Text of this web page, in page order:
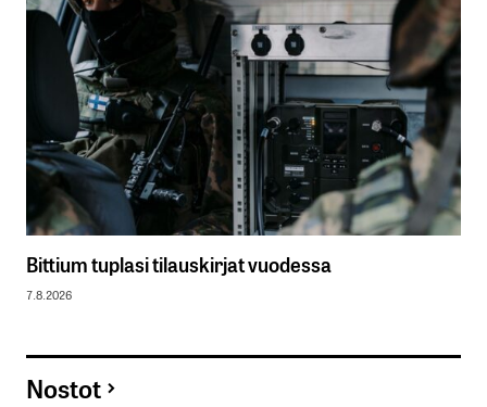
Bittium tuplasi tilauskirjat vuodessa
7.8.2026
Nostot